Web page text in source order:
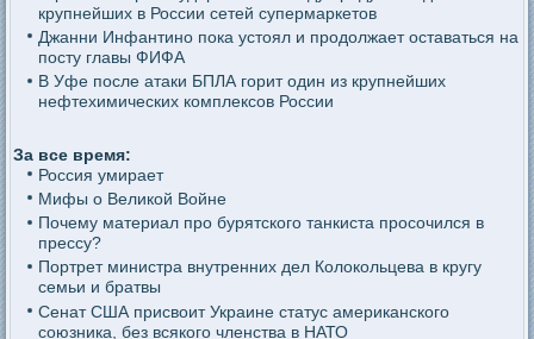
крупнейших в России сетей супермаркетов
Джанни Инфантино пока устоял и продолжает оставаться на
посту главы ФИФА
В Уфе после атаки БПЛА горит один из крупнейших
нефтехимических комплексов России
За все время:
Россия умирает
Мифы о Великой Войне
Почему материал про бурятского танкиста просочился в
прессу?
Портрет министра внутренних дел Колокольцева в кругу
семьи и братвы
Сенат США присвоит Украине статус американского
союзника, без всякого членства в НАТО